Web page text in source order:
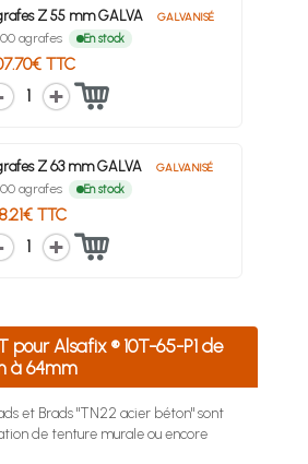
Z 55 mm GALVA GALVANISÉ
agrafes En stock
TTC
1
Z 63 mm GALVA GALVANISÉ
agrafes En stock
TTC
1
pour Alsafix ® 10T-65-P1 de
à 64mm
et Brads "TN22 acier béton" sont
de tenture murale ou encore